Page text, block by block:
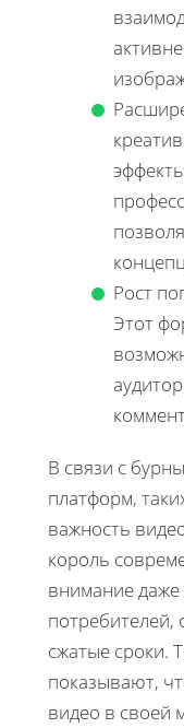
Рост
Этот
В связи с
платформ,
важность
король
внимание
потребителей,
сжатые сроки.
показывают,
видео в своей